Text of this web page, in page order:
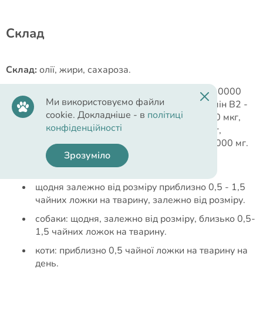
Cклад
Склад: олії, жири, сахароза.
вітамін А - 500000 МО, вітамін D3 - 10000
МО, вітамін Е -1000 мг, вітамін В1 600 мг, вітамін В2 -
1000 мг, вітамін B6 - 250 мг, вітамін В12 - 1000 мкг,
вітамін К3 100 мг, нікотинова кислота - 4000 мг,
фолієва кислота 10 мг, пантотенова кислота -1000 мг.
Рекомендації з використання:
щодня залежно від розміру приблизно 0,5 - 1,5
чайних ложки на тварину, залежно від розміру.
собаки: щодня, залежно від розміру, близько 0,5-
1,5 чайних ложок на тварину.
коти: приблизно 0,5 чайної ложки на тварину на
день.
Ми використовуємо файли
cookie. Докладніше - в політиці
конфіденційності
Зрозуміло